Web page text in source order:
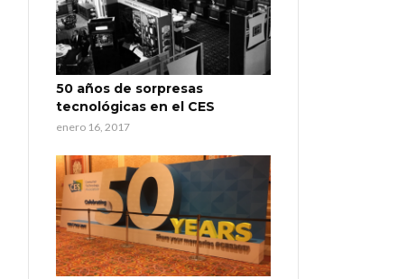
50 años de sorpresas
tecnológicas en el CES
enero 16, 2017